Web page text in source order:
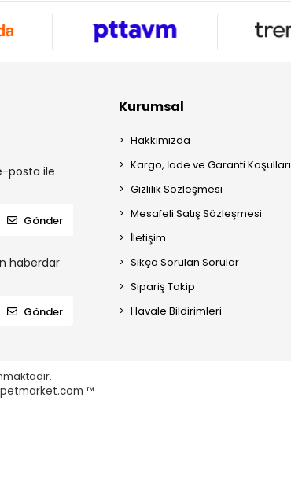
posta ile
Gönder
haberdar
Gönder
Kurumsal
Hakkımızda
Kargo, İade ve Garanti Koşulları
Gizlilik Sözleşmesi
Mesafeli Satış Sözleşmesi
İletişim
Sıkça Sorulan Sorular
Sipariş Takip
Havale Bildirimleri
™